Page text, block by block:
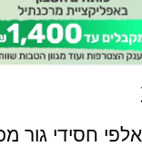
חסידי גור